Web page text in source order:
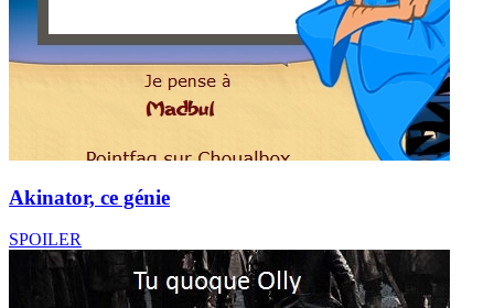
Akinator, ce génie
SPOILER